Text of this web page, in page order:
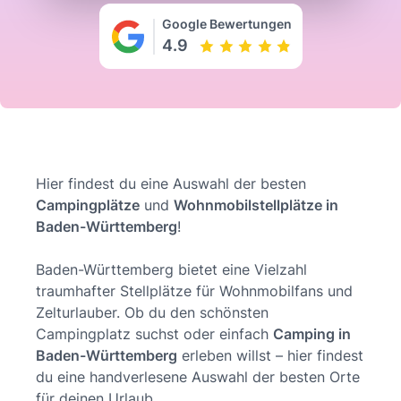
Google Bewertungen
4.9
Hier findest du eine Auswahl der besten
Campingplätze und Wohnmobilstellplätze in
Baden-Württemberg!
Baden-Württemberg bietet eine Vielzahl
traumhafter Stellplätze für Wohnmobilfans und
Zelturlauber. Ob du den schönsten
Campingplatz suchst oder einfach Camping in
Baden-Württemberg erleben willst – hier findest
du eine handverlesene Auswahl der besten Orte